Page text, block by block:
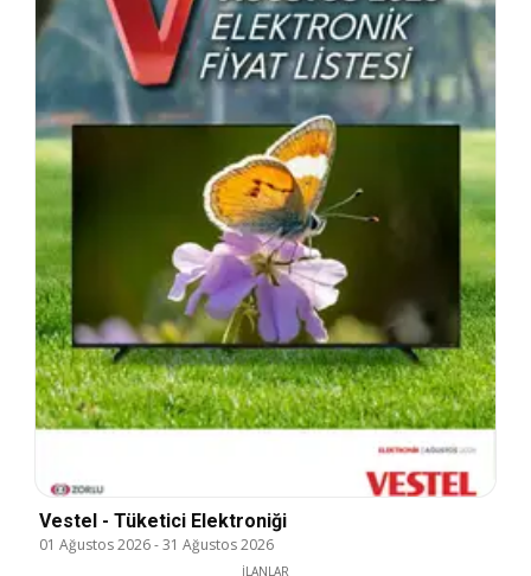
Vestel - Tüketici Elektroniği
01 Ağustos 2026-31 Ağustos 2026
İLANLAR